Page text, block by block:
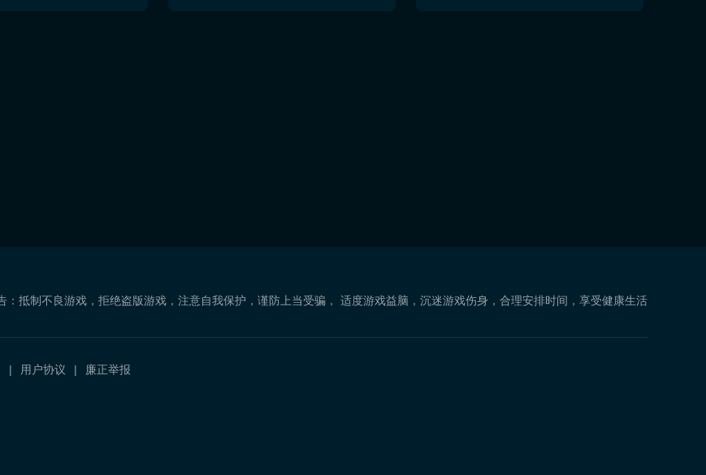
：抵制不良游戏，拒绝盗版游戏，注意自我保护，谨防上当受骗， 适度游戏益脑，沉迷游戏伤身，合理安排时间，享受健康生活
用户协议 廉正举报